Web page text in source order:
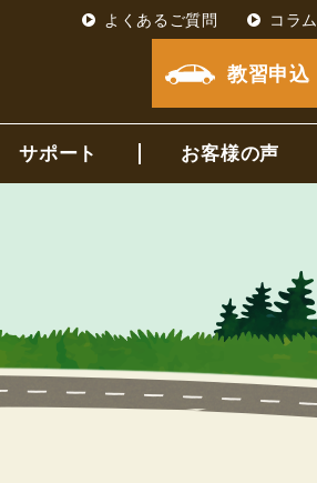
教習申込
よくあるご質問 コラム
サポート お客様の声